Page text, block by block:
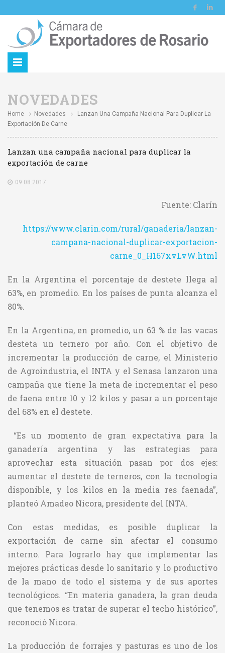
NOVEDADES
Home Novedades
Lanzan Una Campaña Nacional Para Duplicar La
Exportación De Carne
Lanzan una campaña nacional para duplicar la
exportación de carne
09.08.2017
Fuente: Clarín
https://www.clarin.com/rural/ganaderia/lanzan-
campana-nacional-duplicar-exportacion-
carne_0_H167xvLvW.html
En la Argentina el porcentaje de destete llega al
63%, en promedio. En los países de punta alcanza el
80%.
En la Argentina, en promedio, un 63 % de las vacas
desteta un ternero por año. Con el objetivo de
incrementar la producción de carne, el Ministerio
de Agroindustria, el INTA y el Senasa lanzaron una
campaña que tiene la meta de incrementar el peso
de faena entre 10 y 12 kilos y pasar a un porcentaje
del 68% en el destete.
“Es un momento de gran expectativa para la
ganadería argentina y las estrategias para
aprovechar esta situación pasan por dos ejes:
aumentar el destete de terneros, con la tecnología
disponible, y los kilos en la media res faenada”,
planteó Amadeo Nicora, presidente del INTA.
Con estas medidas, es posible duplicar la
exportación de carne sin afectar el consumo
interno. Para lograrlo hay que implementar las
mejores prácticas desde lo sanitario y lo productivo
de la mano de todo el sistema y de sus aportes
tecnológicos. “En materia ganadera, la gran deuda
que tenemos es tratar de superar el techo histórico”,
reconoció Nicora.
La producción de forrajes y pasturas es uno de los